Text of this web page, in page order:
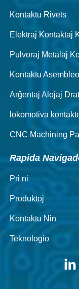
Kontaktu Rivets
Elektraj Kontaktaj
Pulvoraj Metalaj
Kontaktu
Arĝentaj Alojaj
lokomotiva
CNC Machining
Rapida
Pri ni
Produktoj
Kontaktu Nin
Teknologio